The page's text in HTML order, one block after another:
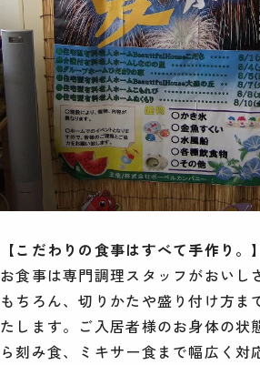
【こだわりの食事はすべて手作り。】
お食事は専門調理スタッフがおいし
もちろん、切りかたや盛り付け方ま
たします。ご入居者様のお身体の状
ら刻み食、ミキサー食まで幅広く対